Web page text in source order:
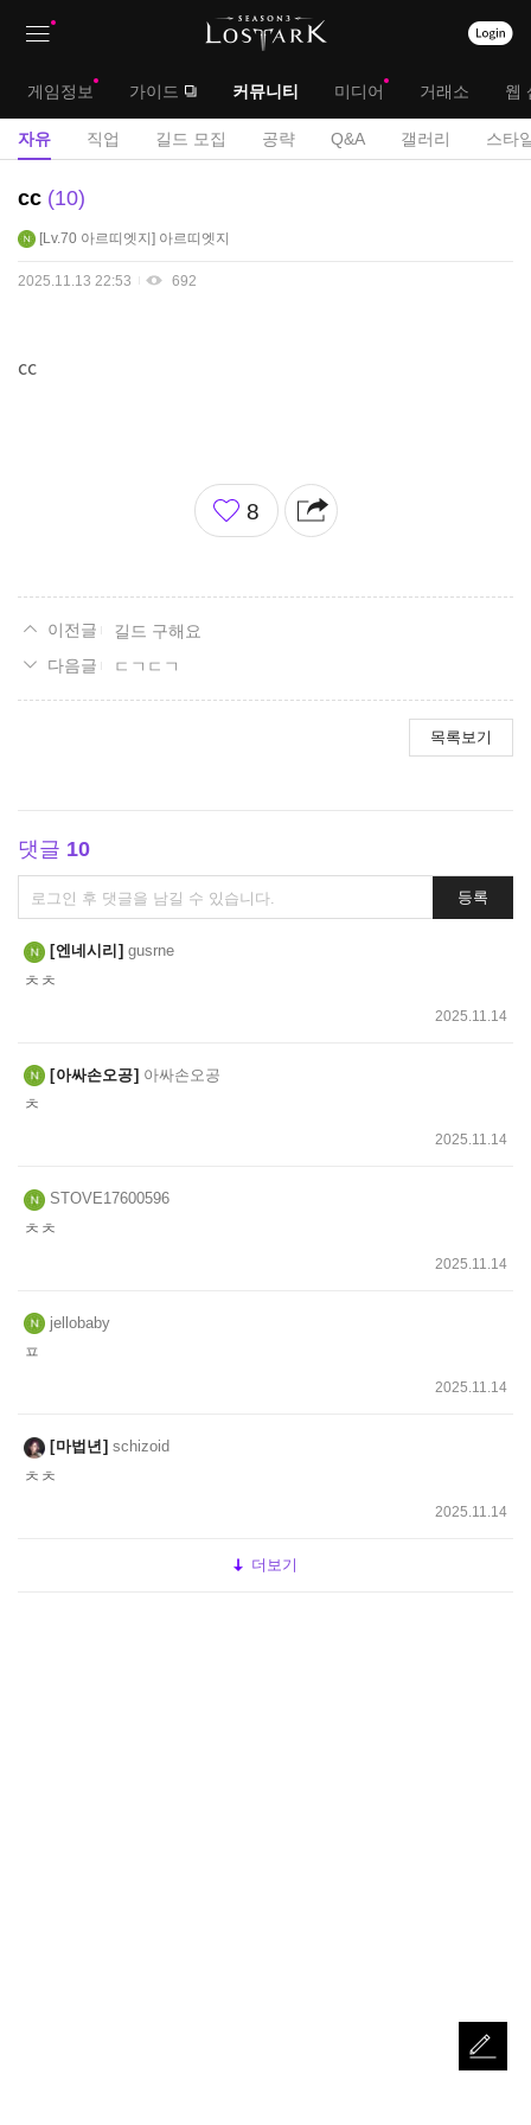
대
메
게임정보 가이드 커뮤니티 미디어 거래소 웹
서
자유 직업 길드 모집 공략 Q&A 갤러리 스타
자
게
cc 10
Lv.70 아르띠엣지 아르띠엣지
2025.11.13 22:53 692
cc
좋
아
8
길드 구해요
ㄷㄱㄷㄱ
목록보기
댓글 10
댓
글
쓰
기
등록
엔네시리 gusrne
ㅊㅊ
2025.11.14
아싸손오공 아싸손오공
ㅊ
2025.11.14
STOVE17600596
ㅊㅊ
2025.11.14
jellobaby
ㅍ
2025.11.14
마법년 schizoid
ㅊㅊ
2025.11.14
더보기